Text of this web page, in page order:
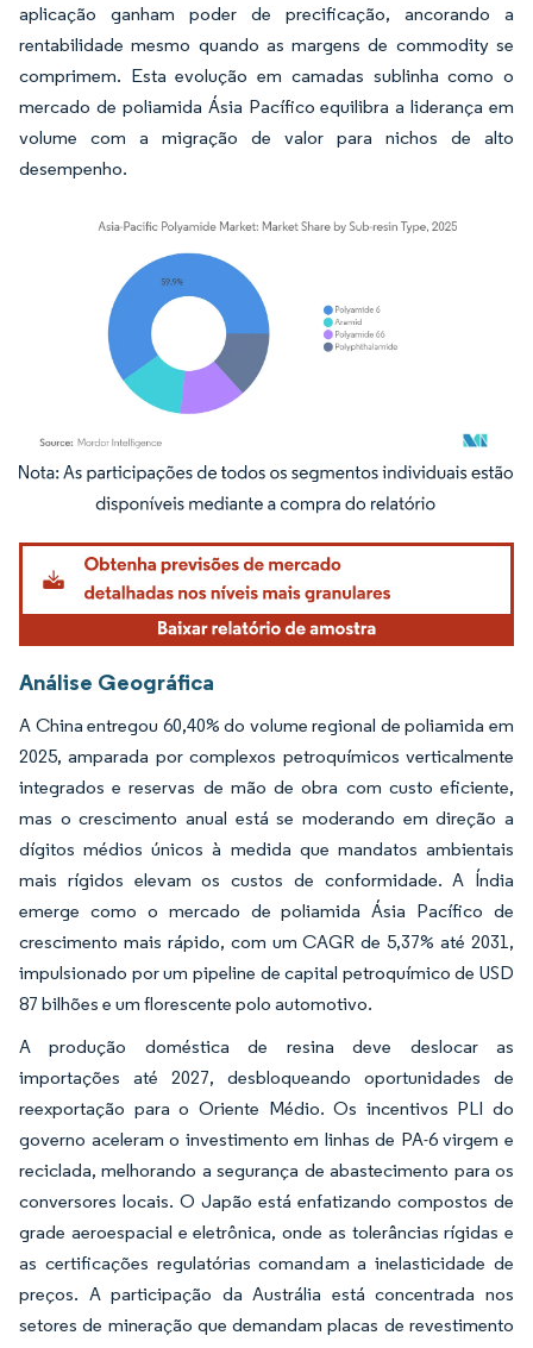
aplicação ganham poder de precificação, ancorando a
rentabilidade mesmo quando as margens de commodity se
comprimem. Esta evolução em camadas sublinha como o
mercado de poliamida Ásia Pacífico equilibra a liderança em
volume com a migração de valor para nichos de alto
desempenho.
Imagem © Mordor Intelligence. O reuso requer atribuição conforme CC BY 4.0.
Análise Geográfica
A China entregou 60,40% do volume regional de poliamida em
2025, amparada por complexos petroquímicos verticalmente
integrados e reservas de mão de obra com custo eficiente,
mas o crescimento anual está se moderando em direção a
dígitos médios únicos à medida que mandatos ambientais
mais rígidos elevam os custos de conformidade. A Índia
emerge como o mercado de poliamida Ásia Pacífico de
crescimento mais rápido, com um CAGR de 5,37% até 2031,
impulsionado por um pipeline de capital petroquímico de USD
87 bilhões e um florescente polo automotivo.
A produção doméstica de resina deve deslocar as
importações até 2027, desbloqueando oportunidades de
reexportação para o Oriente Médio. Os incentivos PLI do
governo aceleram o investimento em linhas de PA-6 virgem e
reciclada, melhorando a segurança de abastecimento para os
conversores locais. O Japão está enfatizando compostos de
grade aeroespacial e eletrônica, onde as tolerâncias rígidas e
as certificações regulatórias comandam a inelasticidade de
preços. A participação da Austrália está concentrada nos
setores de mineração que demandam placas de revestimento